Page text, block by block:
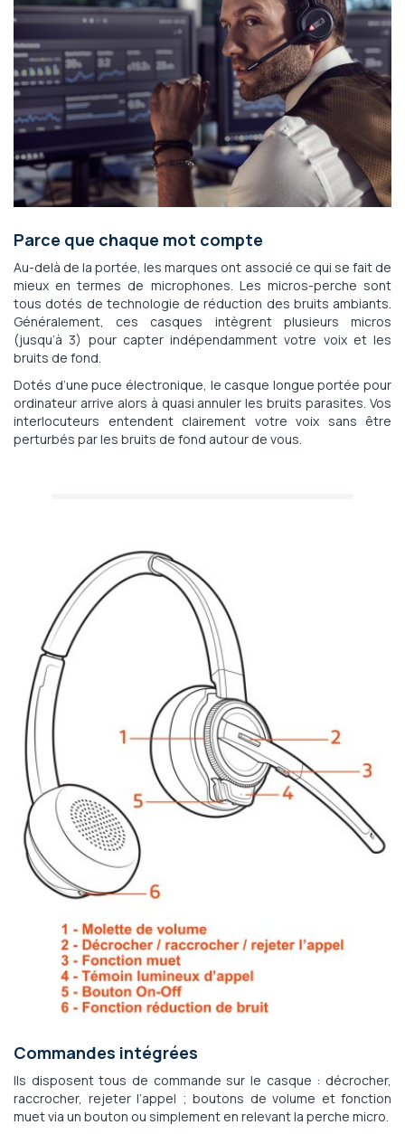
Parce que chaque mot compte
Au-delà de la portée, les marques ont associé ce qui se fait de
mieux en termes de microphones. Les micros-perche sont
tous dotés de technologie de réduction des bruits ambiants.
Généralement, ces casques intègrent plusieurs micros
(jusqu’à 3) pour capter indépendamment votre voix et les
bruits de fond.
Dotés d’une puce électronique, le casque longue portée pour
ordinateur arrive alors à quasi annuler les bruits parasites. Vos
interlocuteurs entendent clairement votre voix sans être
perturbés par les bruits de fond autour de vous.
Commandes intégrées
Ils disposent tous de commande sur le casque : décrocher,
raccrocher, rejeter l’appel ; boutons de volume et fonction
muet via un bouton ou simplement en relevant la perche micro.